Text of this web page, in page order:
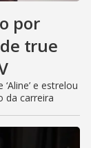
por
true
e estrelou
da carreira